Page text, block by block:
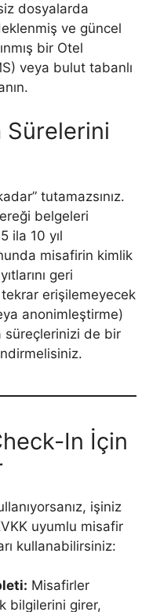
dosyalarda
ve güncel
bir Otel
veya bulut tabanlı
Sürelerini
tutamazsınız.
belgeleri
ila 10 yıl
misafirin kimlik
geri
erişilemeyecek
anonimleştirme)
süreçlerinizi de bir
In İçin
işiniz
uyumlu misafir
kullanabilirsiniz:
Misafirler
bilgilerini girer,